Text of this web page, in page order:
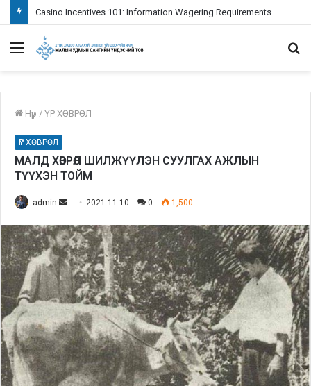
Casino Incentives 101: Information Wagering Requirements
Menu
Нүүр / ҮР ХӨВРӨЛ
ҮР ХӨВРӨЛ
МАЛД ХӨВРӨЛ ШИЛЖҮҮЛЭН СУУЛГАХ АЖЛЫН
ТҮҮХЭН ТОЙМ
admin
n
d
a
n
e
m
a
l
2021-11-10 0 1,500